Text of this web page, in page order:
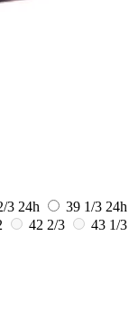
3 24h 39 1/3 24h
42 2/3
43 1/3